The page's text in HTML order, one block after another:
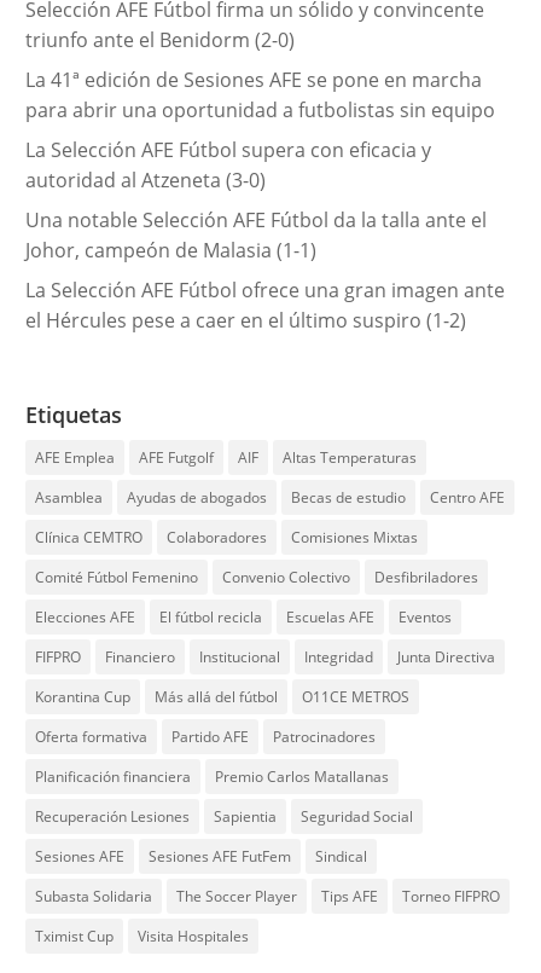
a
s
Selección AFE Fútbol firma un sólido y convincente
triunfo ante el Benidorm (2-0)
La 41ª edición de Sesiones AFE se pone en marcha
para abrir una oportunidad a futbolistas sin equipo
La Selección AFE Fútbol supera con eficacia y
autoridad al Atzeneta (3-0)
Una notable Selección AFE Fútbol da la talla ante el
Johor, campeón de Malasia (1-1)
La Selección AFE Fútbol ofrece una gran imagen ante
el Hércules pese a caer en el último suspiro (1-2)
Etiquetas
AFE Emplea AFE Futgolf AIF
Altas Temperaturas
Asamblea
Ayudas de abogados Becas de estudio
Centro AFE
Clínica CEMTRO
Colaboradores
Comisiones Mixtas
Comité Fútbol Femenino
Convenio Colectivo
Desfibriladores
Elecciones AFE
El fútbol recicla Escuelas AFE
Eventos
FIFPRO
Financiero Institucional Integridad
Junta Directiva
Korantina Cup
Más allá del fútbol
O11CE METROS
Oferta formativa
Partido AFE
Patrocinadores
Planificación financiera
Premio Carlos Matallanas
Recuperación Lesiones
Sapientia
Seguridad Social
Sesiones AFE
Sesiones AFE FutFem
Sindical
Subasta Solidaria
The Soccer Player Tips AFE
Torneo FIFPRO
Tximist Cup
Visita Hospitales